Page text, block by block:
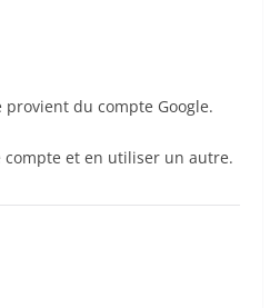
provient du compte Google.
compte et en utiliser un autre.